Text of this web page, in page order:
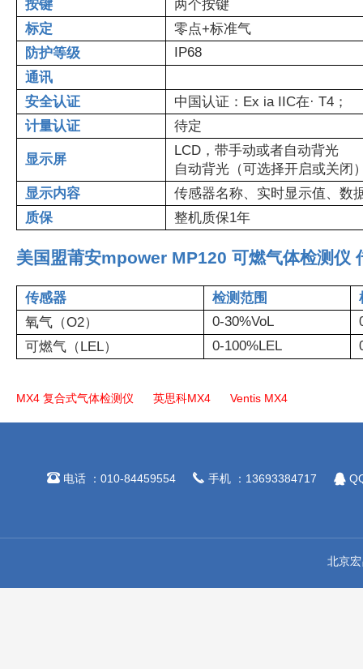
按键
两个按键
标定
零点+标准气
防护等级
IP68
通讯
安全认证
中国认证：Ex ia IIC在· T4；
计量认证
待定
显示屏
LCD，带手动或者自动背光
自动背光（可选择开启或关闭
显示内容
传感器名称、实时显示值、数
质保
整机质保1年
美国盟莆安mpower MP120 可燃气体检测仪
传感器 检测范围
氧气（O2）
0-30%VoL
可燃气（LEL）
0-100%LEL
MX4 复合式气体检测仪 英思科MX4 Ventis MX4
电话 ：010-84459554  手机 ：13693384717 
北京